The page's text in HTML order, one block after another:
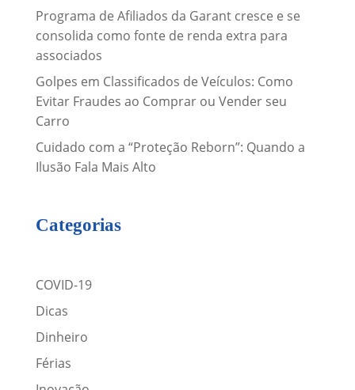
Programa de Afiliados da Garant cresce e se
consolida como fonte de renda extra para
associados
Golpes em Classificados de Veículos: Como
Evitar Fraudes ao Comprar ou Vender seu
Carro
Cuidado com a “Proteção Reborn”: Quando a
Ilusão Fala Mais Alto
Categorias
COVID-19
Dicas
Dinheiro
Férias